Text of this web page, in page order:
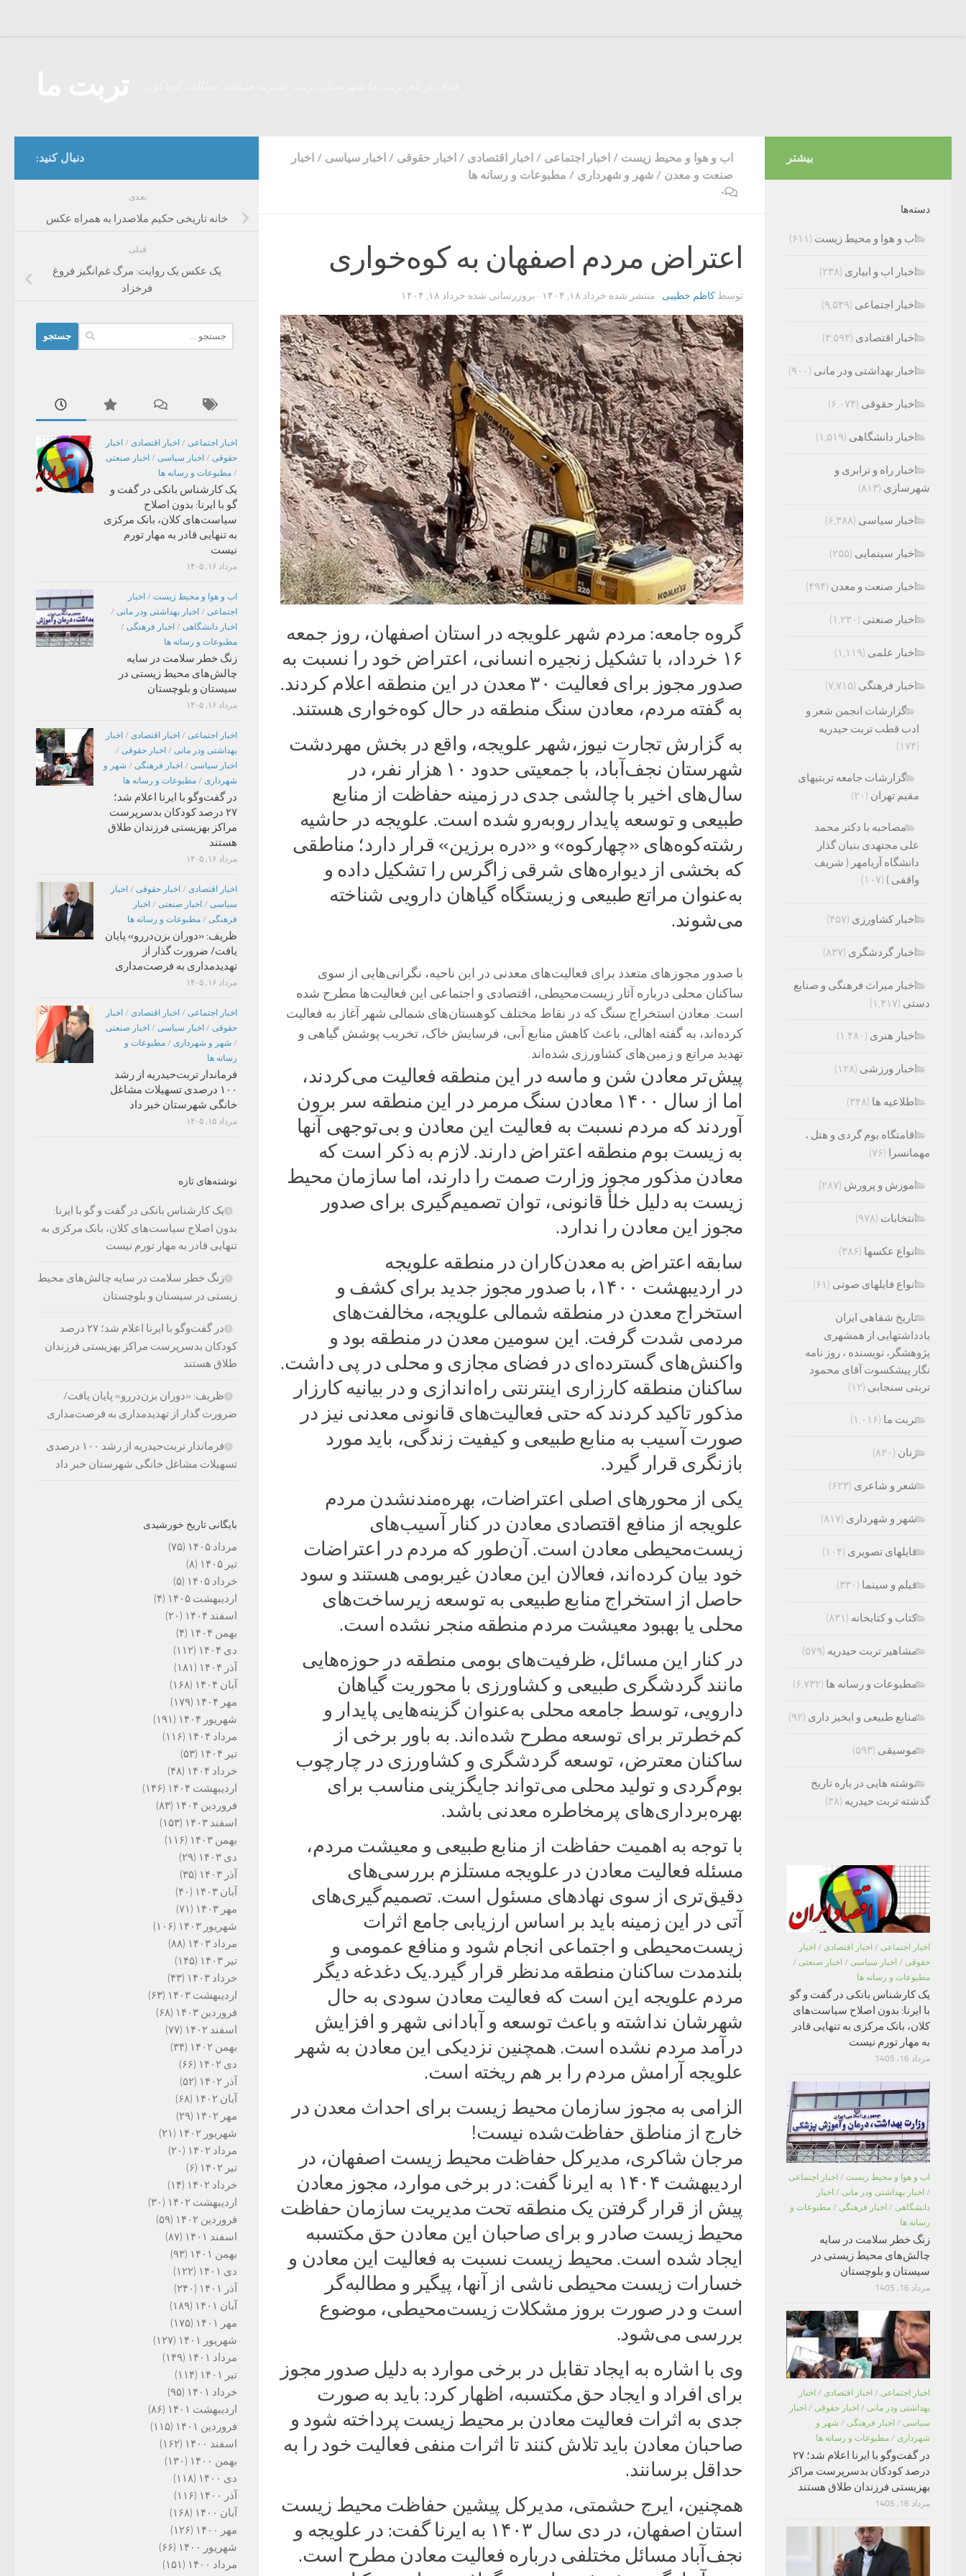
اب و هوا و محیط زیست / اخبار اجتماعی / اخبار اقتصادی / اخبار حقوقی / اخبار سیاسی / اخبار
صنعت و معدن / شهر و شهرداری / مطبوعات و رسانه ها
۰
اعتراض مردم اصفهان به کوه‌خواری
توسط کاظم خطیبی · منتشر شده خرداد ۱۸, ۱۴۰۴ · بروزرسانی شده خرداد ۱۸, ۱۴۰۴
گروه جامعه: مردم شهر علویجه در استان اصفهان، روز جمعه
۱۶ خرداد، با تشکیل زنجیره انسانی، اعتراض خود را نسبت به
صدور مجوز برای فعالیت ۳۰ معدن در این منطقه اعلام کردند.
به گفته مردم، معادن سنگ منطقه در حال کوه‌خواری هستند.
به گزارش تجارت نیوز،شهر علویجه، واقع در بخش مهردشت
شهرستان نجف‌آباد، با جمعیتی حدود ۱۰ هزار نفر، در
سال‌های اخیر با چالشی جدی در زمینه حفاظت از منابع
طبیعی و توسعه پایدار روبه‌رو شده است. علویجه در حاشیه
رشته‌کوه‌های «چهارکوه» و «دره برزین» قرار دارد؛ مناطقی
که بخشی از دیواره‌های شرقی زاگرس را تشکیل داده و
به‌عنوان مراتع طبیعی و زیستگاه گیاهان دارویی شناخته
می‌شوند.
با صدور مجوزهای متعدد برای فعالیت‌های معدنی در این ناحیه، نگرانی‌هایی از سوی
ساکنان محلی درباره آثار زیست‌محیطی، اقتصادی و اجتماعی این فعالیت‌ها مطرح شده
است. معادن استخراج سنگ که در نقاط مختلف کوهستان‌های شمالی شهر آغاز به فعالیت
کرده‌اند، به گفته اهالی، باعث کاهش منابع آبی، فرسایش خاک، تخریب پوشش گیاهی و
تهدید مراتع و زمین‌های کشاورزی شده‌اند.
پیش‌تر معادن شن و ماسه در این منطقه فعالیت می‌کردند،
اما از سال ۱۴۰۰ معادن سنگ مرمر در این منطقه سر برون
آوردند که مردم نسبت به فعالیت این معادن و بی‌توجهی آنها
به زیست بوم منطقه اعتراض دارند. لازم به ذکر است که
معادن مذکور مجوز وزارت صمت را دارند، اما سازمان محیط
زیست به دلیل خلأ قانونی، توان تصمیم‌گیری برای صدور
مجوز این معادن را ندارد.
سابقه اعتراض به معدن‌کاران در منطقه علویجه
در اردیبهشت ۱۴۰۰، با صدور مجوز جدید برای کشف و
استخراج معدن در منطقه شمالی علویجه، مخالفت‌های
مردمی شدت گرفت. این سومین معدن در منطقه بود و
واکنش‌های گسترده‌ای در فضای مجازی و محلی در پی داشت.
ساکنان منطقه کارزاری اینترنتی راه‌اندازی و در بیانیه کارزار
مذکور تاکید کردند که حتی فعالیت‌های قانونی معدنی نیز در
صورت آسیب به منابع طبیعی و کیفیت زندگی، باید مورد
بازنگری قرار گیرد.
یکی از محورهای اصلی اعتراضات، بهره‌مندنشدن مردم
علویجه از منافع اقتصادی معادن در کنار آسیب‌های
زیست‌محیطی معادن است. آن‌طور که مردم در اعتراضات
خود بیان کرده‌اند، فعالان این معادن غیربومی هستند و سود
حاصل از استخراج منابع طبیعی به توسعه زیرساخت‌های
محلی یا بهبود معیشت مردم منطقه منجر نشده است.
در کنار این مسائل، ظرفیت‌های بومی منطقه در حوزه‌هایی
مانند گردشگری طبیعی و کشاورزی با محوریت گیاهان
دارویی، توسط جامعه محلی به‌عنوان گزینه‌هایی پایدار و
کم‌خطرتر برای توسعه مطرح شده‌اند. به باور برخی از
ساکنان معترض، توسعه گردشگری و کشاورزی در چارچوب
بوم‌گردی و تولید محلی می‌تواند جایگزینی مناسب برای
بهره‌برداری‌های پرمخاطره معدنی باشد.
با توجه به اهمیت حفاظت از منابع طبیعی و معیشت مردم،
مسئله فعالیت معادن در علویجه مستلزم بررسی‌های
دقیق‌تری از سوی نهادهای مسئول است. تصمیم‌گیری‌های
آتی در این زمینه باید بر اساس ارزیابی جامع اثرات
زیست‌محیطی و اجتماعی انجام شود و منافع عمومی و
بلندمدت ساکنان منطقه مدنظر قرار گیرد.یک دغدغه دیگر
مردم علویجه این است که فعالیت معادن سودی به حال
شهرشان نداشته و باعث توسعه و آبادانی شهر و افزایش
درآمد مردم نشده است. همچنین نزدیکی این معادن به شهر
علویجه آرامش مردم را بر هم ریخته است.
الزامی به مجوز سازمان محیط زیست برای احداث معدن در
خارج از مناطق حفاظت‌شده نیست!
مرجان شاکری، مدیرکل حفاظت محیط زیست اصفهان، در
اردیبهشت ۱۴۰۴ به ایرنا گفت: در برخی موارد، مجوز معادن
پیش از قرار گرفتن یک منطقه تحت مدیریت سازمان حفاظت
محیط زیست صادر و برای صاحبان این معادن حق مکتسبه
ایجاد شده است. محیط زیست نسبت به فعالیت این معادن و
خسارات زیست محیطی ناشی از آنها، پیگیر و مطالبه‌گر
است و در صورت بروز مشکلات زیست‌محیطی، موضوع
بررسی می‌شود.
وی با اشاره به ایجاد تقابل در برخی موارد به دلیل صدور مجوز
برای افراد و ایجاد حق مکتسبه، اظهار کرد: باید به صورت
جدی به اثرات فعالیت معادن بر محیط زیست پرداخته شود و
صاحبان معادن باید تلاش کنند تا اثرات منفی فعالیت خود را به
حداقل برسانند.
همچنین، ایرج حشمتی، مدیرکل پیشین حفاظت محیط‌ زیست
استان اصفهان، در دی سال ۱۴۰۳ به ایرنا گفت: در علویجه و
نجف‌آباد مسائل مختلفی درباره فعالیت معادن مطرح است.
دنبال کنید:
بعدی
خانه تاریخی حکیم ملاصدرا به همراه عکس
قبلی
یک عکس یک روایت: مرگ غم‌انگیز فروغ
فرخزاد
برای:
اخبار اجتماعی / اخبار اقتصادی / اخبار
حقوقی / اخبار سیاسی / اخبار صنعتی
/ مطبوعات و رسانه ها
یک کارشناس بانکی در گفت و
گو با ایرنا: بدون اصلاح
سیاست‌های کلان، بانک مرکزی
به تنهایی قادر به مهار تورم
نیست
مرداد ۱۶, ۱۴۰۵
اب و هوا و محیط زیست / اخبار
اجتماعی / اخبار بهداشتی ودر مانی /
اخبار دانشگاهی / اخبار فرهنگی /
مطبوعات و رسانه ها
زنگ خطر سلامت در سایه
چالش‌های محیط زیستی در
سیستان و بلوچستان
مرداد ۱۶, ۱۴۰۵
اخبار اجتماعی / اخبار اقتصادی / اخبار
بهداشتی ودر مانی / اخبار حقوقی /
اخبار سیاسی / اخبار فرهنگی / شهر و
شهرداری / مطبوعات و رسانه ها
در گفت‌وگو با ایرنا اعلام شد؛
۲۷ درصد کودکان بدسرپرست
مراکز بهزیستی فرزندان طلاق
هستند
مرداد ۱۶, ۱۴۰۵
اخبار اقتصادی / اخبار حقوقی / اخبار
سیاسی / اخبار صنعتی / اخبار
فرهنگی / مطبوعات و رسانه ها
ظریف: «دوران بزن‌دررو» پایان
یافت/ ضرورت گذار از
تهدیدمداری به فرصت‌مداری
مرداد ۱۶, ۱۴۰۵
اخبار اجتماعی / اخبار اقتصادی / اخبار
حقوقی / اخبار سیاسی / اخبار صنعتی
/ شهر و شهرداری / مطبوعات و
رسانه ها
فرماندار تربت‌حیدریه از رشد
۱۰۰ درصدی تسهیلات مشاغل
خانگی شهرستان خبر داد
مرداد ۱۵, ۱۴۰۵
نوشته‌های تازه
یک کارشناس بانکی در گفت و گو با ایرنا:
بدون اصلاح سیاست‌های کلان، بانک مرکزی به
تنهایی قادر به مهار تورم نیست
زنگ خطر سلامت در سایه چالش‌های محیط
زیستی در سیستان و بلوچستان
در گفت‌وگو با ایرنا اعلام شد؛ ۲۷ درصد
کودکان بدسرپرست مراکز بهزیستی فرزندان
طلاق هستند
ظریف: «دوران بزن‌دررو» پایان یافت/
ضرورت گذار از تهدیدمداری به فرصت‌مداری
فرماندار تربت‌حیدریه از رشد ۱۰۰ درصدی
تسهیلات مشاغل خانگی شهرستان خبر داد
بایگانی تاریخ خورشیدی
مرداد ۱۴۰۵
(۷۵)
تیر ۱۴۰۵
(۸)
خرداد ۱۴۰۵
(۵)
اردیبهشت ۱۴۰۵
(۴)
اسفند ۱۴۰۴
(۲۰)
بهمن ۱۴۰۴
(۴)
دی ۱۴۰۴
(۱۱۲)
آذر ۱۴۰۴
(۱۸۱)
آبان ۱۴۰۴
(۱۶۸)
مهر ۱۴۰۴
(۱۷۹)
شهریور ۱۴۰۴
(۱۹۱)
مرداد ۱۴۰۴
(۱۱۶)
تیر ۱۴۰۴
(۵۳)
خرداد ۱۴۰۴
(۴۸)
اردیبهشت ۱۴۰۴
(۱۴۶)
فروردین ۱۴۰۴
(۸۳)
اسفند ۱۴۰۳
(۱۵۳)
بهمن ۱۴۰۳
(۱۱۶)
دی ۱۴۰۳
(۲۹)
آذر ۱۴۰۳
(۳۵)
آبان ۱۴۰۳
(۴۰)
مهر ۱۴۰۳
(۷۱)
شهریور ۱۴۰۳
(۱۰۶)
مرداد ۱۴۰۳
(۸۸)
تیر ۱۴۰۳
(۱۴۵)
خرداد ۱۴۰۳
(۴۳)
اردیبهشت ۱۴۰۳
(۶۳)
فروردین ۱۴۰۳
(۶۸)
اسفند ۱۴۰۲
(۷۷)
بهمن ۱۴۰۲
(۳۴)
دی ۱۴۰۲
(۶۶)
آذر ۱۴۰۲
(۵۲)
آبان ۱۴۰۲
(۶۸)
مهر ۱۴۰۲
(۲۹)
شهریور ۱۴۰۲
(۲۱)
مرداد ۱۴۰۲
(۲۰)
تیر ۱۴۰۲
(۶)
خرداد ۱۴۰۲
(۱۴)
اردیبهشت ۱۴۰۲
(۳۰)
فروردین ۱۴۰۲
(۵۹)
اسفند ۱۴۰۱
(۸۷)
بهمن ۱۴۰۱
(۹۳)
دی ۱۴۰۱
(۱۲۲)
آذر ۱۴۰۱
(۲۴۰)
آبان ۱۴۰۱
(۱۸۹)
مهر ۱۴۰۱
(۱۷۵)
شهریور ۱۴۰۱
(۱۲۷)
مرداد ۱۴۰۱
(۱۴۹)
تیر ۱۴۰۱
(۱۱۴)
خرداد ۱۴۰۱
(۹۵)
اردیبهشت ۱۴۰۱
(۸۶)
فروردین ۱۴۰۱
(۱۱۵)
اسفند ۱۴۰۰
(۱۶۲)
بهمن ۱۴۰۰
(۱۳۰)
دی ۱۴۰۰
(۱۱۸)
آذر ۱۴۰۰
(۱۱۶)
آبان ۱۴۰۰
(۱۶۸)
مهر ۱۴۰۰
(۱۲۶)
شهریور ۱۴۰۰
(۶۶)
مرداد ۱۴۰۰
(۱۵۱)
بیشتر
دسته‌ها
اب و هوا و محیط زیست (۶۱۱)
اخبار اب و ابیاری (۲۳۸)
اخبار اجتماعی (۹,۵۴۹)
اخبار اقتصادی (۳,۵۹۳)
اخبار بهداشتی ودر مانی (۹۰۰)
اخبار حقوقی (۶,۰۷۴)
اخبار دانشگاهی (۱,۵۱۹)
اخبار راه و ترابری و
شهرسازی (۸۱۳)
اخبار سیاسی (۶,۳۸۸)
اخبار سینمایی (۲۵۵)
اخبار صنعت و معدن (۴۹۴)
اخبار صنعتی (۱,۲۳۰)
اخبار علمی (۱,۱۱۹)
اخبار فرهنگی (۷,۷۱۵)
گزارشات انجمن شعر و
ادب قطب تربت حیدریه
(۱۷۴)
گزارشات جامعه تربتیهای
مقیم تهران (۲۰)
مصاحبه با دکتر محمد
علی مجتهدی بنیان گذار
دانشگاه آریامهر ( شریف
واقفی ) (۱۰۷)
اخبار کشاورزی (۴۵۷)
اخبار گردشگری (۸۳۷)
اخبار میراث فرهنگی و صنایع
دستی (۱,۴۱۷)
اخبار هنری (۱,۴۸۰)
اخبار ورزشی (۱۲۸)
اطلاعیه ها (۳۴۸)
اقامتگاه بوم گردی و هتل ،
مهمانسرا (۷۶)
اموزش و پرورش (۲۸۷)
انتخابات (۹۷۸)
انواع عکسها (۳۸۶)
انواع فایلهای صوتی (۶۱)
تاریخ شفاهی ایران
یادداشتهایی از همشهری
پژوهشگر، نویسنده ، روز نامه
نگار پیشکسوت آقای محمود
تربتی سنجابی (۱۲)
تربت ما (۱,۰۱۶)
زنان (۸۲۰)
شعر و شاعری (۶۲۳)
شهر و شهرداری (۸۱۷)
فایلهای تصویری (۱۰۴)
فیلم و سینما (۳۳۰)
کتاب و کتابخانه (۸۳۱)
مشاهیر تربت حیدریه (۵۷۹)
مطبوعات و رسانه ها (۶,۷۳۲)
منابع طبیعی و ابخیز داری (۹۲)
موسیقی (۵۹۳)
نوشته هایی در باره تاریخ
گذشته تربت حیدریه (۳۸)
اخبار اجتماعی / اخبار اقتصادی / اخبار
حقوقی / اخبار سیاسی / اخبار صنعتی /
مطبوعات و رسانه ها
یک کارشناس بانکی در گفت و گو
با ایرنا: بدون اصلاح سیاست‌های
کلان، بانک مرکزی به تنهایی قادر
به مهار تورم نیست
مرداد 16, 1405
اب و هوا و محیط زیست / اخبار اجتماعی
/ اخبار بهداشتی ودر مانی / اخبار
دانشگاهی / اخبار فرهنگی / مطبوعات و
رسانه ها
زنگ خطر سلامت در سایه
چالش‌های محیط زیستی در
سیستان و بلوچستان
مرداد 16, 1405
اخبار اجتماعی / اخبار اقتصادی / اخبار
بهداشتی ودر مانی / اخبار حقوقی / اخبار
سیاسی / اخبار فرهنگی / شهر و
شهرداری / مطبوعات و رسانه ها
در گفت‌وگو با ایرنا اعلام شد؛ ۲۷
درصد کودکان بدسرپرست مراکز
بهزیستی فرزندان طلاق هستند
مرداد 16, 1405